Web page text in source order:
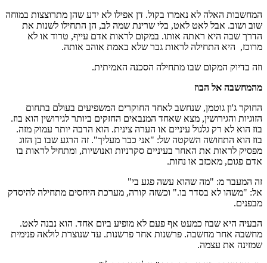
המחשבות האלה לא נאמרו בקול. דן אפילו לא ידע שהן מתרוצצות במוחה
שוב ושוב. אבל לאט לאט, בלי שרינת שמה לב, הן התחילו לשנות את
הדרך שבה היא ראתה אותו. במקום לראות אדם עייף, טרוד או לא
מרוכז, היא התחילה לראות גבר שלא באמת אוהב אותה.
וזה בדיוק המקום שבו מתחילה הסכנה האמיתית.
מהמחשבה אל הבוז
החוקר ג'ון גוטמן, שנחשב לאחד החוקרים המשפיעים בעולם בתחום
הזוגיות והגירושין, מצא שאחד המנבאים החזקים ביותר לגירושין הוא בוז.
בוז הוא לא רק גלגול עיניים או הערה צינית. הוא הרבה יותר עמוק מזה.
בוז הוא התחושה השקטה של: "אני כבר מעליך". זה הרגע שבו בן הזוג
מפסיק לראות את האחר בעיניים סקרניות ואנושיות, ומתחיל לראות בו
אדם פגום, מאכזב או נחות.
זה המעבר מ: "מה שהוא עשה פגע בי"
אל: "משהו לא בסדר בו." וכשזה קורה, מערכת היחסים מתחילה להיסדק
מבפנים.
הבעיה היא שבוז כמעט אף פעם לא מופיע ביום אחד. הוא נבנה לאט.
מחשבה אחר מחשבה. פרשנות אחר פרשנות. עד שנוצרת לולאה פנימית
שמזינה את עצמה.